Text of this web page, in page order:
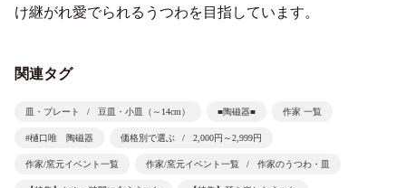
け継がれ愛でられるうつわを目指しています。
関連タグ
皿・プレート 豆皿・小皿（～14cm） ■陶磁器■ 作家 一覧
#樋口唯 陶磁器 価格別で選ぶ 2,000円～2,999円
作家/窯元イベント一覧 作家/窯元イベント一覧 作家のうつわ・皿